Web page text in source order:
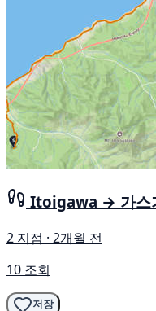
Itoigawa → 가스
2 지점 · 2개월 전
10 조회
저장